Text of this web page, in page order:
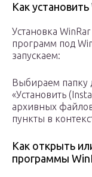
Как установить
Установка
программ под
запускаем:
Выбираем папку
«Установить
архивных
пункты в
Как открыть
программы